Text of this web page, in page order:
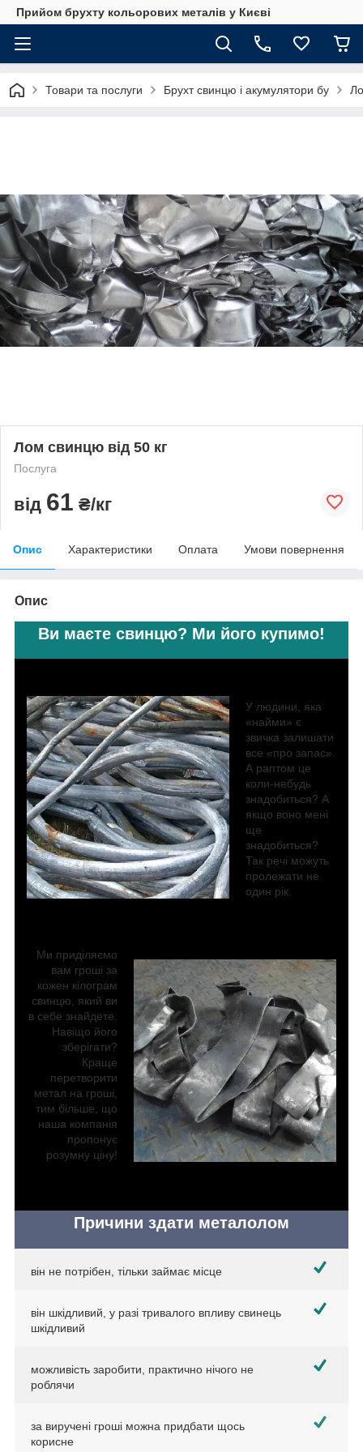
Прийом брухту кольорових металів у Києві
Товари та послуги Брухт свинцю і акумулятори бу
Лом свинцю від 50 кг
Послуга
від 61 ₴/кг
Опис Характеристики Оплата Умови повернення
Опис
Ви маєте свинцю? Ми його купимо!
У людини, яка
«найми» є
звичка залишати
все «про запас».
А раптом це
коли-небудь
знадобиться? А
якщо воно мені
ще
знадобиться?
Так речі можуть
пролежати не
один рік.
Ми приділяємо
вам гроші за
кожен кілограм
свинцю, який ви
в себе знайдете.
Навіщо його
зберігати?
Краще
перетворити
метал на гроші,
тим більше, що
наша компанія
пропонує
розумну ціну!
Причини здати металолом
він не потрібен, тільки займає місце
він шкідливий, у разі тривалого впливу свинець
шкідливий
можливість заробити, практично нічого не
роблячи
за виручені гроші можна придбати щось
корисне